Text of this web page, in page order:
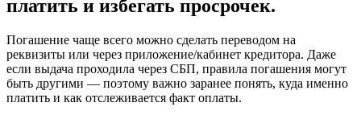
платить и избегать просрочек.
Погашение чаще всего можно сделать переводом на
реквизиты или через приложение/кабинет кредитора. Даже
если выдача проходила через СБП, правила погашения могут
быть другими — поэтому важно заранее понять, куда именно
платить и как отслеживается факт оплаты.